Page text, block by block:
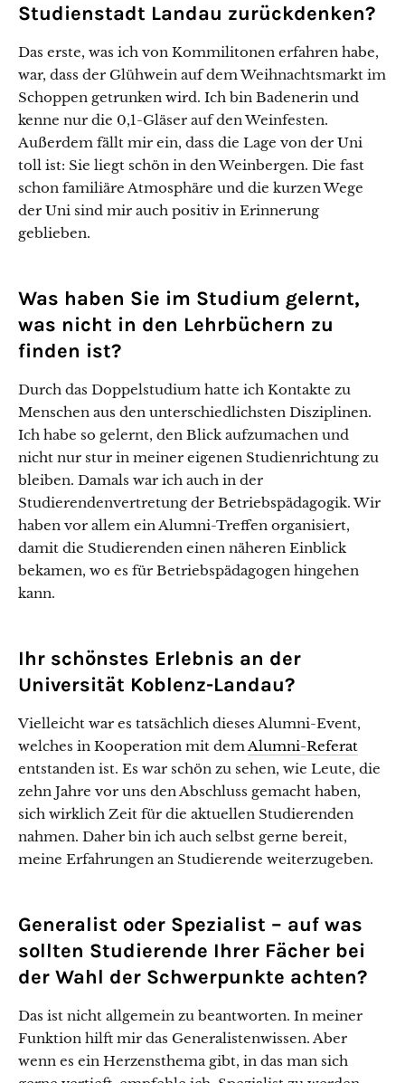
Studienstadt Landau zurückdenken?
Das erste, was ich von Kommilitonen erfahren habe,
war, dass der Glühwein auf dem Weihnachtsmarkt im
Schoppen getrunken wird. Ich bin Badenerin und
kenne nur die 0,1-Gläser auf den Weinfesten.
Außerdem fällt mir ein, dass die Lage von der Uni
toll ist: Sie liegt schön in den Weinbergen. Die fast
schon familiäre Atmosphäre und die kurzen Wege
der Uni sind mir auch positiv in Erinnerung
geblieben.
Was haben Sie im Studium gelernt,
was nicht in den Lehrbüchern zu
finden ist?
Durch das Doppelstudium hatte ich Kontakte zu
Menschen aus den unterschiedlichsten Disziplinen.
Ich habe so gelernt, den Blick aufzumachen und
nicht nur stur in meiner eigenen Studienrichtung zu
bleiben. Damals war ich auch in der
Studierendenvertretung der Betriebspädagogik. Wir
haben vor allem ein Alumni-Treffen organisiert,
damit die Studierenden einen näheren Einblick
bekamen, wo es für Betriebspädagogen hingehen
kann.
Ihr schönstes Erlebnis an der
Universität Koblenz-Landau?
Vielleicht war es tatsächlich dieses Alumni-Event,
welches in Kooperation mit demAlumni-Referat
entstanden ist. Es war schön zu sehen, wie Leute, die
zehn Jahre vor uns den Abschluss gemacht haben,
sich wirklich Zeit für die aktuellen Studierenden
nahmen. Daher bin ich auch selbst gerne bereit,
meine Erfahrungen an Studierende weiterzugeben.
Generalist oder Spezialist – auf was
sollten Studierende Ihrer Fächer bei
der Wahl der Schwerpunkte achten?
Das ist nicht allgemein zu beantworten. In meiner
Funktion hilft mir das Generalistenwissen. Aber
wenn es ein Herzensthema gibt, in das man sich